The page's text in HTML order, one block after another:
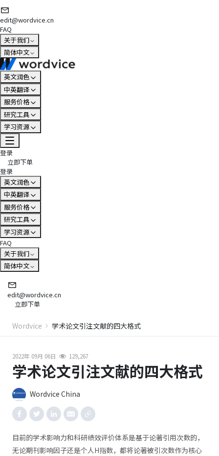
edit@wordvice.cn
FAQ
关于我们
简体中文
英文润色
中英翻译
服务价格
研究工具
学习资源
登录
立即下单
登录
英文润色
中英翻译
服务价格
研究工具
学习资源
FAQ
关于我们
简体中文
edit@wordvice.cn
立即下单
Wordvice 学术论文引注文献的四大格式
2022年 09月 06日 129,267
学术论文引注文献的四大格式
Wordvice China
目前的学术影响力和科研绩效评价体系是基于论著引用次数的，
无论期刊影响因子还是个人H指数，都将论著被引次数作为核心